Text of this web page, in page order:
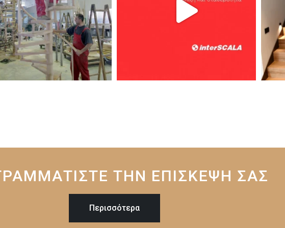
ΤΗΝ ΕΠΙΣΚΕΨΗ ΣΑΣ
Περισσότερα